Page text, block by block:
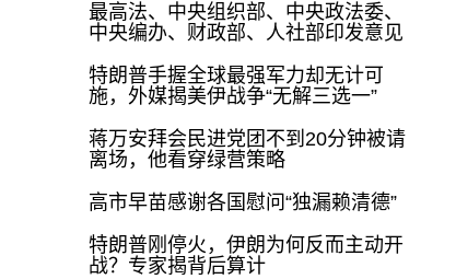
最高法、中央组织部、中央政法委、
中央编办、财政部、人社部印发意见
特朗普手握全球最强军力却无计可
施，外媒揭美伊战争“无解三选一”
蒋万安拜会民进党团不到20分钟被请
离场，他看穿绿营策略
高市早苗感谢各国慰问“独漏赖清德”
特朗普刚停火，伊朗为何反而主动开
战？专家揭背后算计